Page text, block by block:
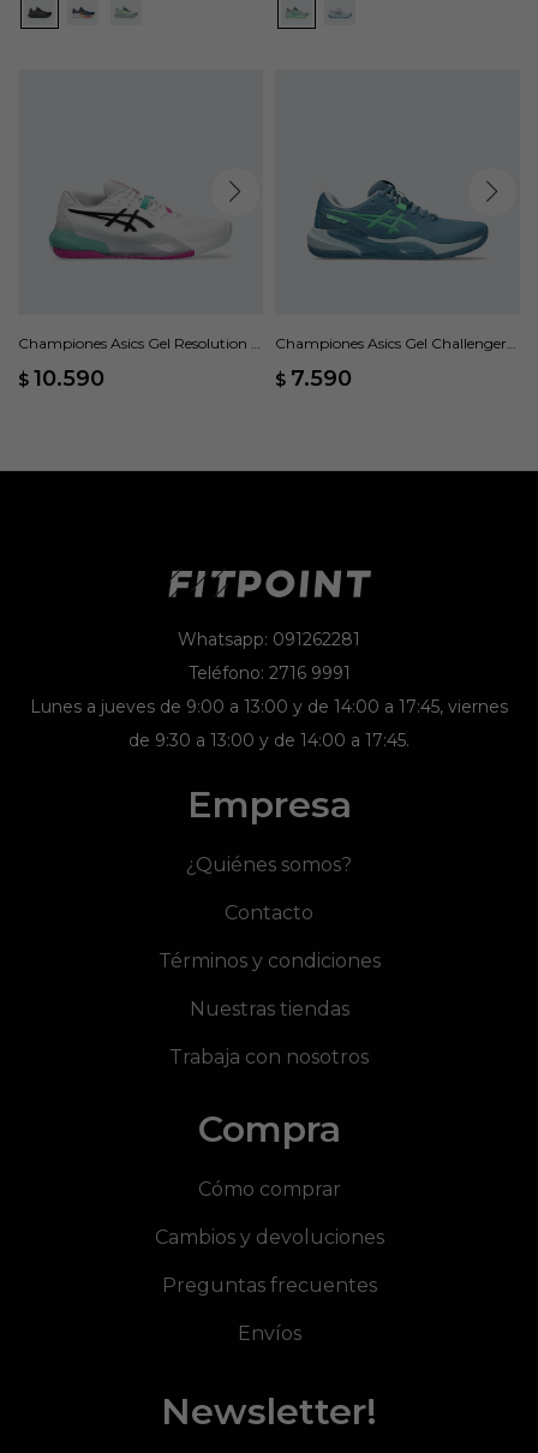
Championes Asics Gel Resolution X
$ 10.590
Championes Asics Gel Challenger
$ 7.590
Whatsapp: 091262281
Teléfono: 2716 9991
Lunes a jueves de 9:00 a 13:00 y de 14:00 a 17:45, viernes
de 9:30 a 13:00 y de 14:00 a 17:45.
Empresa
¿Quiénes somos?
Contacto
Términos y condiciones
Nuestras tiendas
Trabaja con nosotros
Compra
Cómo comprar
Cambios y devoluciones
Preguntas frecuentes
Envíos
Newsletter!